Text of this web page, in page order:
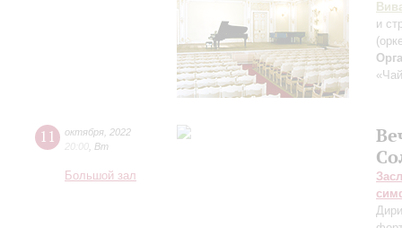
и
11 октября 2022
20:00 Вт
Большой зал